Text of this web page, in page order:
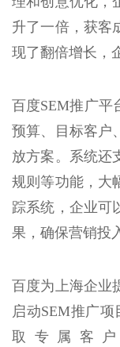
升了一倍，获客
现了翻倍增长，
百度SEM推广平
预算、目标客户
放方案。系统还
规则等功能，大
踪系统，企业可
果，确保营销投
百度为上海企业
启动SEM推广项
取专属客